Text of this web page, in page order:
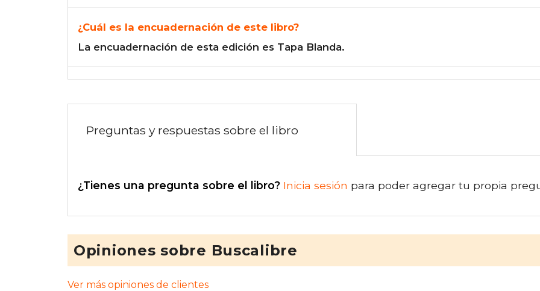
¿Cuál es la encuadernación de este libro?
La encuadernación de esta edición es Tapa Blanda.
Preguntas y respuestas sobre el libro
¿Tienes una pregunta sobre el libro? Inicia sesión para poder agregar tu propia
Opiniones sobre Buscalibre
Ver más opiniones de clientes